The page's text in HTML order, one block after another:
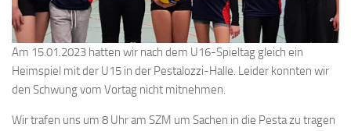
Am 15.01.2023 hatten wir nach dem U16-Spieltag gleich ein
Heimspiel mit der U15 in der Pestalozzi-Halle. Leider konnten wir
den Schwung vom Vortag nicht mitnehmen.
Wir trafen uns um 8 Uhr am SZM um Sachen in die Pesta zu tragen